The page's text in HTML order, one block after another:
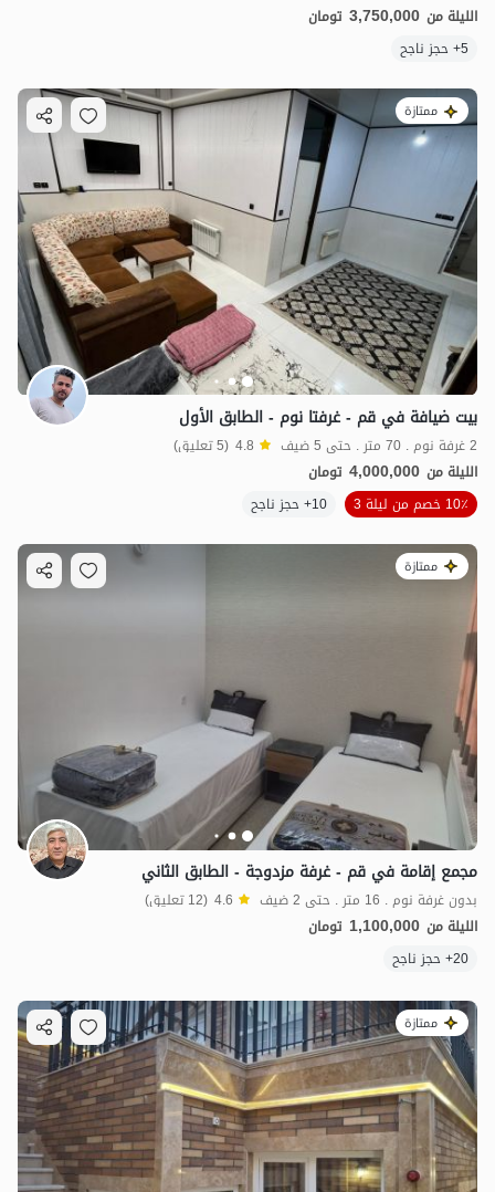
الليلة من 3,750,000 تومان
5+ حجز ناجح
ممتازة
بيت ضيافة في قم - غرفتا نوم - الطابق الأول
2 غرفة نوم . 70 متر . حتى 5 ضيف 4.8 (5 تعليق)
الليلة من 4,000,000 تومان
10٪ خصم من ليلة 3
10+ حجز ناجح
ممتازة
مجمع إقامة في قم - غرفة مزدوجة - الطابق الثاني
بدون غرفة نوم . 16 متر . حتى 2 ضيف 4.6 (12 تعليق)
الليلة من 1,100,000 تومان
20+ حجز ناجح
ممتازة